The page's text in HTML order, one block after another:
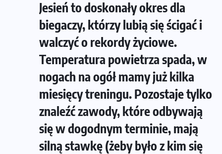
Jesień to doskonały okres dla
biegaczy, którzy lubią się ścigać i
walczyć o rekordy życiowe.
Temperatura powietrza spada, w
nogach na ogół mamy już kilka
miesięcy treningu. Pozostaje tylko
znaleźć zawody, które odbywają
się w dogodnym terminie, mają
silną stawkę (żeby było z kim się